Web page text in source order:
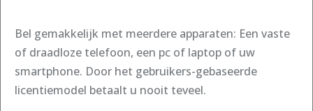
Bel gemakkelijk met meerdere apparaten: Een vaste
of draadloze telefoon, een pc of laptop of uw
smartphone. Door het gebruikers-gebaseerde
licentiemodel betaalt u nooit teveel.